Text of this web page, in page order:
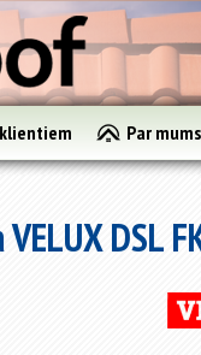
Par mums
DSL